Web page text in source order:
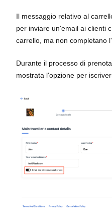
Il messaggio relativo al
per inviare un'email ai clienti
carrello, ma non completano
Durante il processo di
mostrata l'opzione per